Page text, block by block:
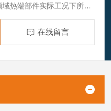
热端部件实际工况下所承
。为超高温陶瓷、环境障
等前沿材料的研发和寿命
在线留言